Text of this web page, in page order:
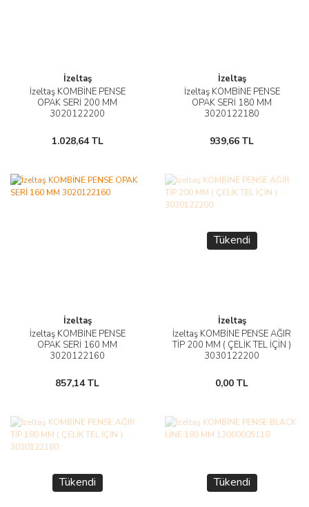
İzeltaş
İzeltaş KOMBİNE PENSE
OPAK SERİ 200 MM
3020122200
1.028,64 TL
İzeltaş
İzeltaş KOMBİNE PENSE
OPAK SERİ 180 MM
3020122180
939,66 TL
İzeltaş
İzeltaş KOMBİNE PENSE
OPAK SERİ 160 MM
3020122160
857,14 TL
Tükendi
İzeltaş
İzeltaş KOMBİNE PENSE AĞIR
TİP 200 MM ( ÇELİK TEL İÇİN )
3030122200
0,00 TL
Tükendi Tükendi